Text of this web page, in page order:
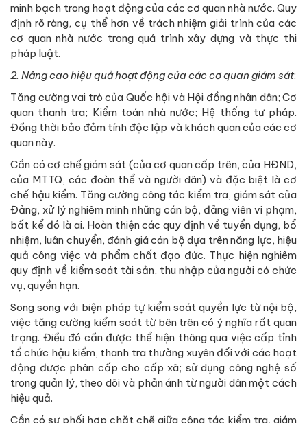
minh bạch trong hoạt động của các cơ quan nhà nước. Quy
định rõ ràng, cụ thể hơn về trách nhiệm giải trình của các
cơ quan nhà nước trong quá trình xây dựng và thực thi
pháp luật.
2. Nâng cao hiệu quả hoạt động của các cơ quan giám sát:
Tăng cường vai trò của Quốc hội và Hội đồng nhân dân; Cơ
quan thanh tra; Kiểm toán nhà nước; Hệ thống tư pháp.
Đồng thời bảo đảm tính độc lập và khách quan của các cơ
quan này.
Cần có cơ chế giám sát (của cơ quan cấp trên, của HĐND,
của MTTQ, các đoàn thể và người dân) và đặc biệt là cơ
chế hậu kiểm. Tăng cường công tác kiểm tra, giám sát của
Đảng, xử lý nghiêm minh những cán bộ, đảng viên vi phạm,
bất kể đó là ai. Hoàn thiện các quy định về tuyển dụng, bổ
nhiệm, luân chuyển, đánh giá cán bộ dựa trên năng lực, hiệu
quả công việc và phẩm chất đạo đức. Thực hiện nghiêm
quy định về kiểm soát tài sản, thu nhập của người có chức
vụ, quyền hạn.
Song song với biện pháp tự kiểm soát quyền lực từ nội bộ,
việc tăng cường kiểm soát từ bên trên có ý nghĩa rất quan
trọng. Điều đó cần được thể hiện thông qua việc cấp tỉnh
tổ chức hậu kiểm, thanh tra thường xuyên đối với các hoạt
động được phân cấp cho cấp xã; sử dụng công nghệ số
trong quản lý, theo dõi và phản ánh từ người dân một cách
hiệu quả.
Cần có sự phối hợp chặt chẽ giữa công tác kiểm tra, giám